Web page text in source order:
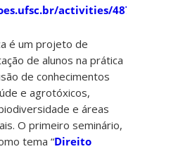
activities/4877
é um projeto de
de alunos na prática
de conhecimentos
e agrotóxicos,
e áreas
O primeiro seminário,
tema “Direito